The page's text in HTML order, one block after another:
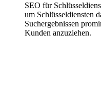
SEO für
um Schlüsseldiensten
Suchergebnissen
Kunden anzuziehen.